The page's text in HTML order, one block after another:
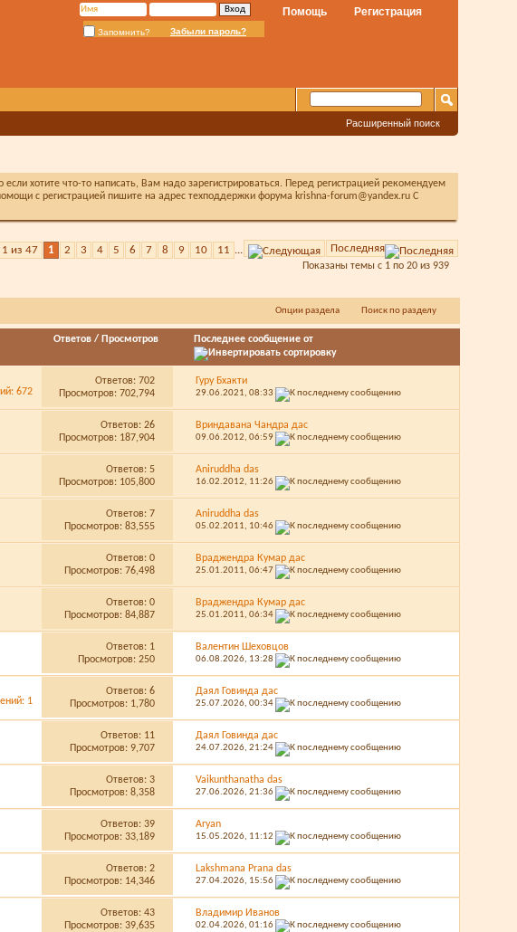
Регистрация
Помощь
Запомнить? Забыли пароль?
Расширенный поиск
хотите что-то написать, Вам надо зарегистрироваться. Перед регистрацией рекомендуем
с регистрацией пишите на адрес техподдержки форума krishna-forum@yandex.ru С
1 из 47 1 2 3 4 5 6 7 8 9 10 11 ... Последняя
Показаны темы с 1 по 20 из 939
Опции раздела Поиск по разделу
Ответов / Просмотров Последнее сообщение от
Ответов:702
Просмотров: 702,794
Гуру Бхакти
29.06.2021, 08:33
Ответов:26
Просмотров: 187,904
Вриндавана Чандра дас
09.06.2012, 06:59
Ответов:5
Просмотров: 105,800
Aniruddha das
16.02.2012, 11:26
Ответов:7
Просмотров: 83,555
Aniruddha das
05.02.2011, 10:46
Ответов:0
Просмотров: 76,498
Враджендра Кумар дас
25.01.2011, 06:47
Ответов:0
Просмотров: 84,887
Враджендра Кумар дас
25.01.2011, 06:34
Ответов: 1
Просмотров: 250
Валентин Шеховцов
06.08.2026, 13:28
Ответов:6
Просмотров: 1,780
Даял Говинда дас
25.07.2026, 00:34
Ответов: 11
Просмотров: 9,707
Даял Говинда дас
24.07.2026, 21:24
Ответов:3
Просмотров: 8,358
Vaikunthanatha das
27.06.2026, 21:36
Ответов:39
Просмотров: 33,189
Aryan
15.05.2026, 11:12
Ответов:2
Просмотров: 14,346
Lakshmana Prana das
27.04.2026, 15:56
Ответов:43
Просмотров: 39,635
Владимир Иванов
02.04.2026, 01:16